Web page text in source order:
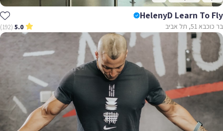
HelenyD Learn
תל אביב 5.0
(192)